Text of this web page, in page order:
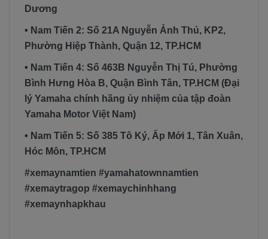
Dương
• Nam Tiến 2: Số 21A Nguyễn Ảnh Thủ, KP2,
Phường Hiệp Thành, Quận 12, TP.HCM
• Nam Tiến 4: Số 463B Nguyễn Thị Tú, Phường
Bình Hưng Hòa B, Quận Bình Tân, TP.HCM (Đại
lý Yamaha chính hãng ủy nhiệm của tập đoàn
Yamaha Motor Việt Nam)
• Nam Tiến 5: Số 385 Tô Ký, Ấp Mới 1, Tân Xuân,
Hóc Môn, TP.HCM
#xemaynamtien #yamahatownnamtien
#xemaytragop #xemaychinhhang
#xemaynhapkhau